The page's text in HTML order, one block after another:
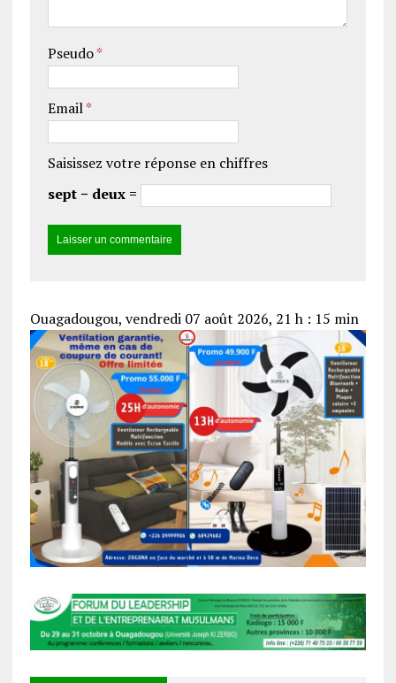
Pseudo*
Email*
Saisissez votre réponse en chiffres
sept − deux =
Ouagadougou, vendredi 07 août 2026, 21 h : 15 min